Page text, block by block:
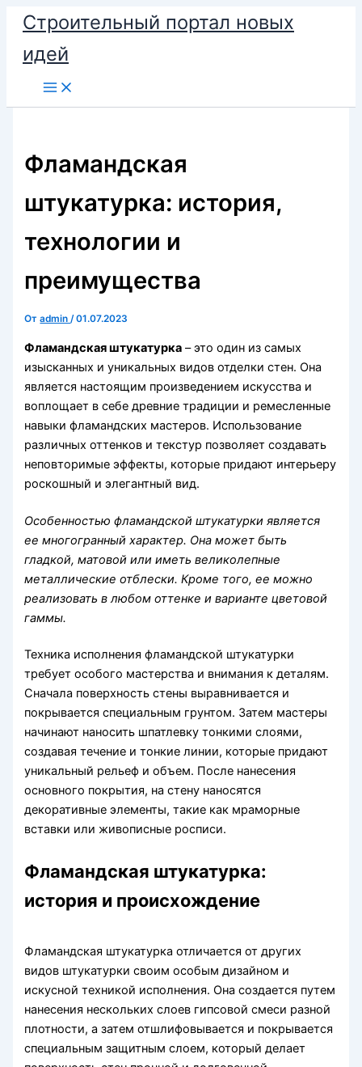
Перейти
содержимому
Строительный портал новых
идей
Фламандская
штукатурка: история,
технологии и
преимущества
Отadmin/01.07.2023
Фламандская штукатурка – это один из самых
изысканных и уникальных видов отделки стен. Она
является настоящим произведением искусства и
воплощает в себе древние традиции и ремесленные
навыки фламандских мастеров. Использование
различных оттенков и текстур позволяет создавать
неповторимые эффекты, которые придают интерьеру
роскошный и элегантный вид.
Особенностью фламандской штукатурки является
ее многогранный характер. Она может быть
гладкой, матовой или иметь великолепные
металлические отблески. Кроме того, ее можно
реализовать в любом оттенке и варианте цветовой
гаммы.
Техника исполнения фламандской штукатурки
требует особого мастерства и внимания к деталям.
Сначала поверхность стены выравнивается и
покрывается специальным грунтом. Затем мастеры
начинают наносить шпатлевку тонкими слоями,
создавая течение и тонкие линии, которые придают
уникальный рельеф и объем. После нанесения
основного покрытия, на стену наносятся
декоративные элементы, такие как мраморные
вставки или живописные росписи.
Фламандская штукатурка:
история и происхождение
Фламандская штукатурка отличается от других
видов штукатурки своим особым дизайном и
искусной техникой исполнения. Она создается путем
нанесения нескольких слоев гипсовой смеси разной
плотности, а затем отшлифовывается и покрывается
специальным защитным слоем, который делает